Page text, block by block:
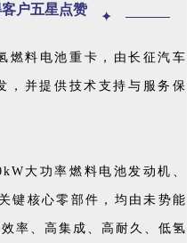
户五星点赞 ✦
燃料电池重卡，由长征汽车
，并提供技术支持与服务保
大功率燃料电池发动机、
键核心零部件，均由未势能
率、高集成、高耐久、低氢